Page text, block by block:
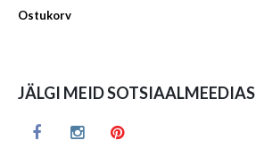
Ostukorv
JÄLGI MEID SOTSIAALMEEDIAS